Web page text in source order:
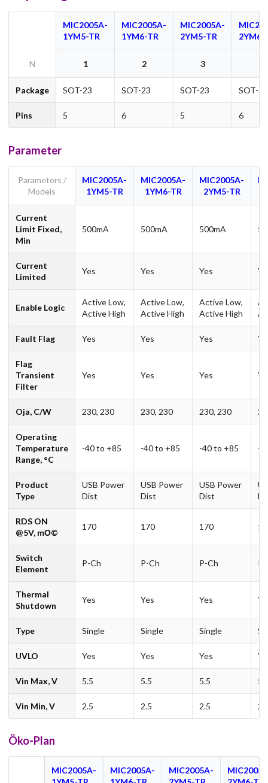
MIC2005A-
1YM5-TR
MIC2005A-
1YM6-TR
MIC2005A-
2YM5-TR
2YM6-
N 1 2 3
Package SOT-23 SOT-23 SOT-23 SOT-23
Pins 5 6 5 6
Parameter
Parameters /
Models
MIC2005A-
1YM5-TR
MIC2005A-
1YM6-TR
MIC2005A-
2YM5-TR
Current
Limit Fixed,
Min
500mA 500mA 500mA
Current
Limited
Yes Yes Yes
Enable Logic
Active Low,
Active High
Active Low,
Active High
Active Low,
Active High
Fault Flag Yes Yes Yes
Flag
Transient
Filter
Yes Yes Yes
Oja, C/W 230, 230 230, 230 230, 230
Operating
Temperature
Range, °C
-40 to +85 -40 to +85 -40 to +85 -
Product
Type
USB Power
Dist
USB Power
Dist
USB Power
Dist
RDS ON
@5V, mО©
170 170 170
Switch
Element
P-Ch P-Ch P-Ch
Thermal
Shutdown
Yes Yes Yes
Type Single Single Single
UVLO Yes Yes Yes
Vin Max, V 5.5 5.5 5.5
Vin Min, V 2.5 2.5 2.5
Öko-Plan
MIC2005A-
MIC2005A-
MIC2005A-